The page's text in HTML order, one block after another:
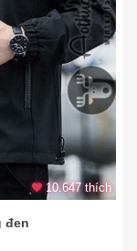
10.647 thích
đen